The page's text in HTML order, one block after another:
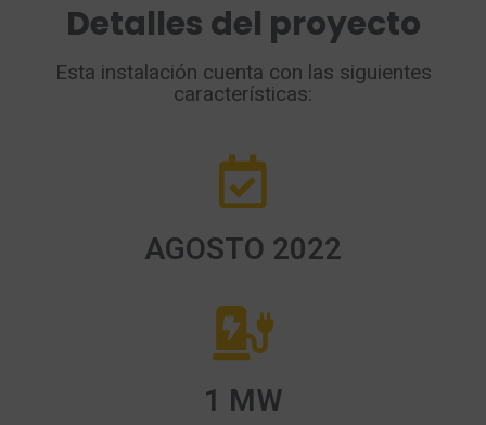
Detalles del proyecto
Esta instalación cuenta con las siguientes
características:
AGOSTO 2022
1 MW